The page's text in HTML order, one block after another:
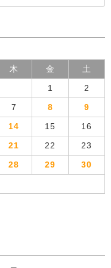
木 金 土
1 2
7 8 9
14 15 16
21 22 23
28 29 30